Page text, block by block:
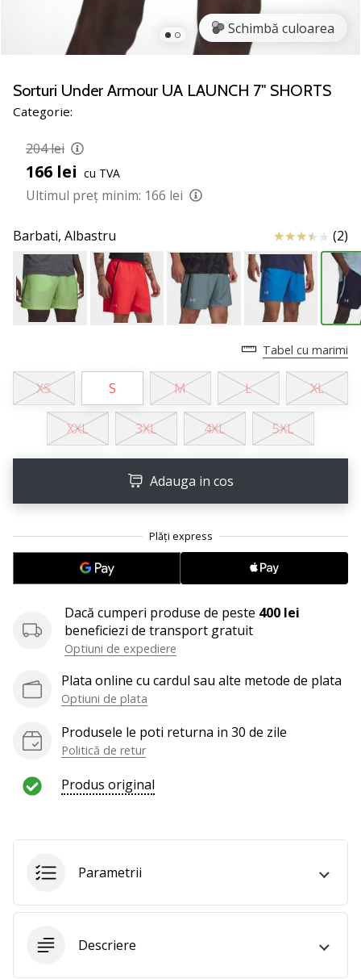
baschet
un
fan
al
ca
și
noi?
nouă
ca
Ambasador
al
brandului.
Afiseaza
toate
articolele
Schimbă culoarea
Sorturi Under Armour UA LAUNCH 7'' SHORTS
Categorie:
204 lei
166 lei cu TVA
Ultimul preț minim: 166 lei
Barbati, Albastru Review (2)
Tabel cu marimi
XS S M L XL
XXL 3XL 4XL 5XL
Adauga in cos
Dacă cumperi produse de peste 400 lei
beneficiezi de transport gratuit
Optiuni de expediere
Plata online cu cardul sau alte metode de plata
Optiuni de plata
Produsele le poti returna in 30 de zile
Politică de retur
Produs original
Parametrii
Descriere